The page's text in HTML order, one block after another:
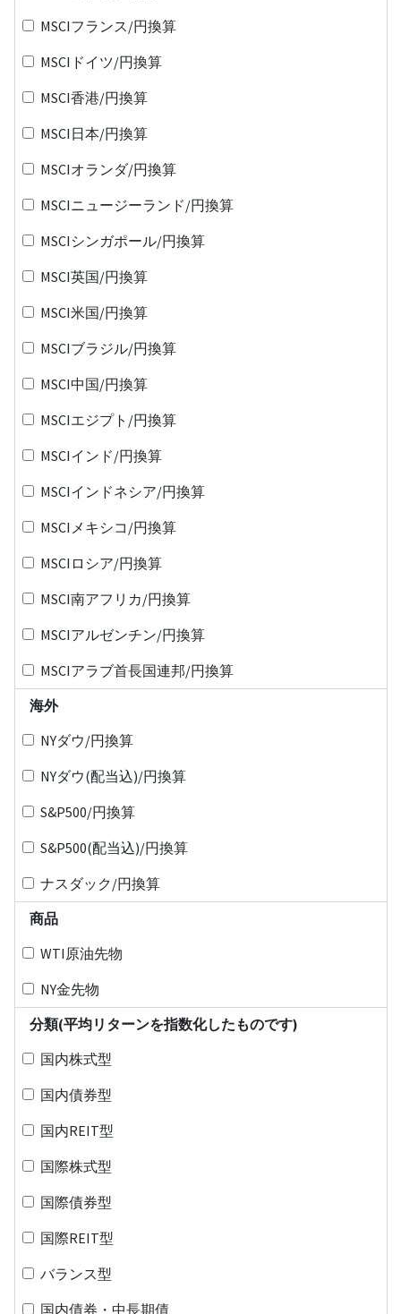
MSCIフランス/円換算
MSCIドイツ/円換算
MSCI香港/円換算
MSCI日本/円換算
MSCIオランダ/円換算
MSCIニュージーランド/円換算
MSCIシンガポール/円換算
MSCI英国/円換算
MSCI米国/円換算
MSCIブラジル/円換算
MSCI中国/円換算
MSCIエジプト/円換算
MSCIインド/円換算
MSCIインドネシア/円換算
MSCIメキシコ/円換算
MSCIロシア/円換算
MSCI南アフリカ/円換算
MSCIアルゼンチン/円換算
MSCIアラブ首長国連邦/円換算
海外
NYダウ/円換算
NYダウ(配当込)/円換算
S&P500/円換算
S&P500(配当込)/円換算
ナスダック/円換算
商品
WTI原油先物
NY金先物
分類(平均リターンを指数化したものです)
国内株式型
国内債券型
国内REIT型
国際株式型
国際債券型
国際REIT型
バランス型
国内債券・中長期債